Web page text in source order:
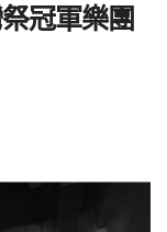
冠軍樂團